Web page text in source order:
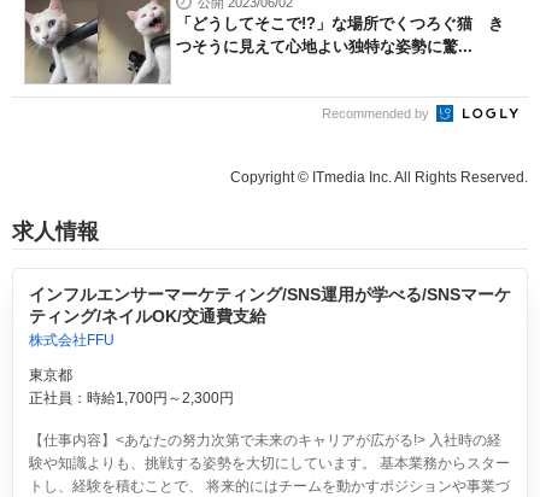
「どうしてそこで!?」な場所でくつろぐ猫 き
つそうに見えて心地よい独特な姿勢に驚...
Recommended by
Copyright © ITmedia Inc. All Rights Reserved.
求人情報
インフルエンサーマーケティング/SNS運用が学べる/SNSマーケ
ティング/ネイルOK/交通費支給
株式会社FFU
東京都
正社員：時給1,700円～2,300円
【仕事内容】<あなたの努力次第で未来のキャリアが広がる!> 入社時の経
験や知識よりも、挑戦する姿勢を大切にしています。 基本業務からスター
トし、経験を積むことで、 将来的にはチームを動かすポジションや事業づ